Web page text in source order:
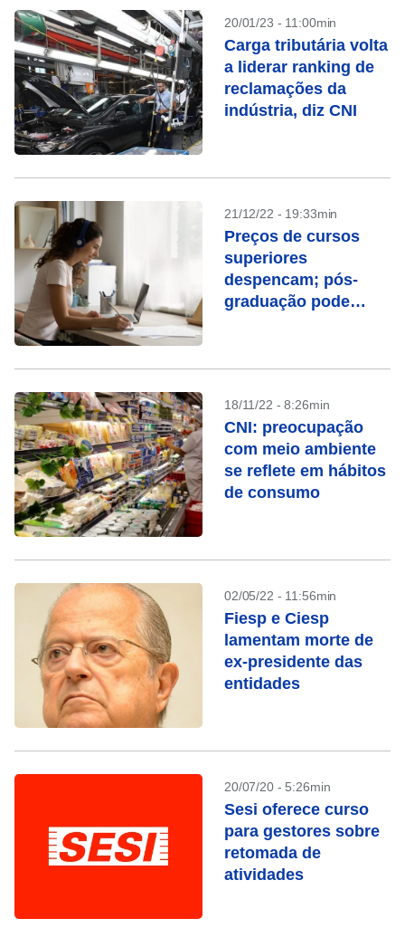
20/01/23 - 11:00min
Carga tributária volta
a liderar ranking de
reclamações da
indústria, diz CNI
21/12/22 - 19:33min
Preços de cursos
superiores
despencam; pós-
graduação pode
18/11/22 - 8:26min
CNI: preocupação
com meio ambiente
se reflete em hábitos
de consumo
02/05/22 - 11:56min
Fiesp e Ciesp
lamentam morte de
ex-presidente das
entidades
20/07/20 - 5:26min
Sesi oferece curso
para gestores sobre
retomada de
atividades